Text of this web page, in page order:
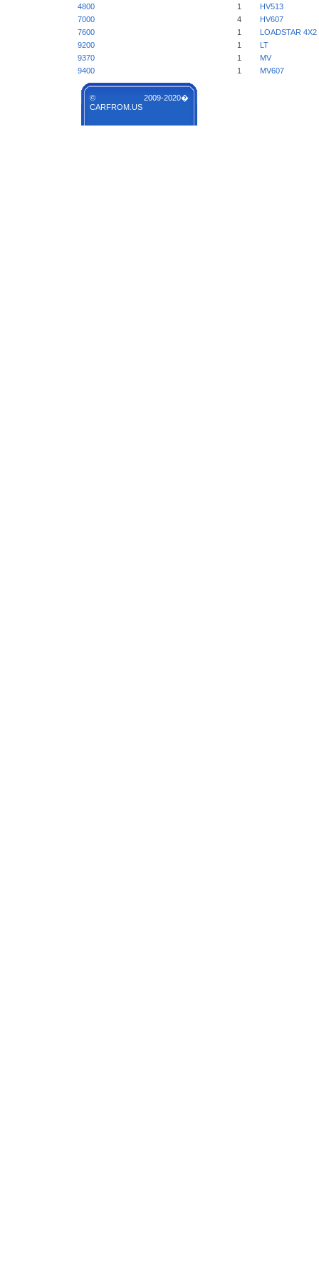
4800 1
HV513
7000
4
HV607
7600
1
LOADSTAR 4X2
9200
1
LT
9370
1
MV
9400
1 MV607
© 2009-2020�
CARFROM.US